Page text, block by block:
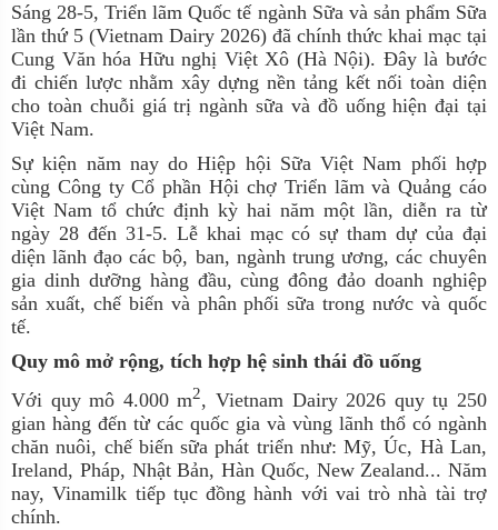
Sáng 28-5, Triển lãm Quốc tế ngành Sữa và sản phẩm Sữa
lần thứ 5 (Vietnam Dairy 2026) đã chính thức khai mạc tại
Cung Văn hóa Hữu nghị Việt Xô (Hà Nội). Đây là bước
đi chiến lược nhằm xây dựng nền tảng kết nối toàn diện
cho toàn chuỗi giá trị ngành sữa và đồ uống hiện đại tại
Việt Nam.
Sự kiện năm nay do Hiệp hội Sữa Việt Nam phối hợp
cùng Công ty Cổ phần Hội chợ Triển lãm và Quảng cáo
Việt Nam tổ chức định kỳ hai năm một lần, diễn ra từ
ngày 28 đến 31-5. Lễ khai mạc có sự tham dự của đại
diện lãnh đạo các bộ, ban, ngành trung ương, các chuyên
gia dinh dưỡng hàng đầu, cùng đông đảo doanh nghiệp
sản xuất, chế biến và phân phối sữa trong nước và quốc
tế.
Quy mô mở rộng, tích hợp hệ sinh thái đồ uống
Với quy mô 4.000 m2, Vietnam Dairy 2026 quy tụ 250
gian hàng đến từ các quốc gia và vùng lãnh thổ có ngành
chăn nuôi, chế biến sữa phát triển như: Mỹ, Úc, Hà Lan,
Ireland, Pháp, Nhật Bản, Hàn Quốc, New Zealand... Năm
nay, Vinamilk tiếp tục đồng hành với vai trò nhà tài trợ
chính.